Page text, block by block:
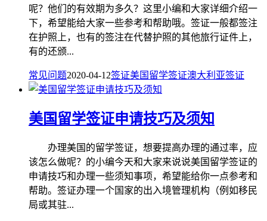
呢？他们的有效期为多久？这里小编和大家详细介绍一
下，希望能给大家一些参考和帮助哦。签证一般都签注
在护照上，也有的签注在代替护照的其他旅行证件上，
有的还颁...
常见问题2020-04-12签证美国留学签证澳大利亚签证
美国留学签证申请技巧及须知
办理美国的留学签证，想要提高办理的通过率，应
该怎么做呢？的小编今天和大家来说说美国留学签证的
申请技巧和办理一些须知事项，希望能给你一点参考和
帮助。签证办理一个国家的出入境管理机构（例如移民
局或其驻...